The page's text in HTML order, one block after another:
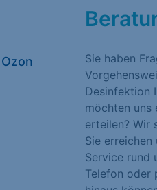
Sie haben
Desinfektion
möchten uns
erteilen? Wir
Sie erreichen
Service rund
Telefon oder